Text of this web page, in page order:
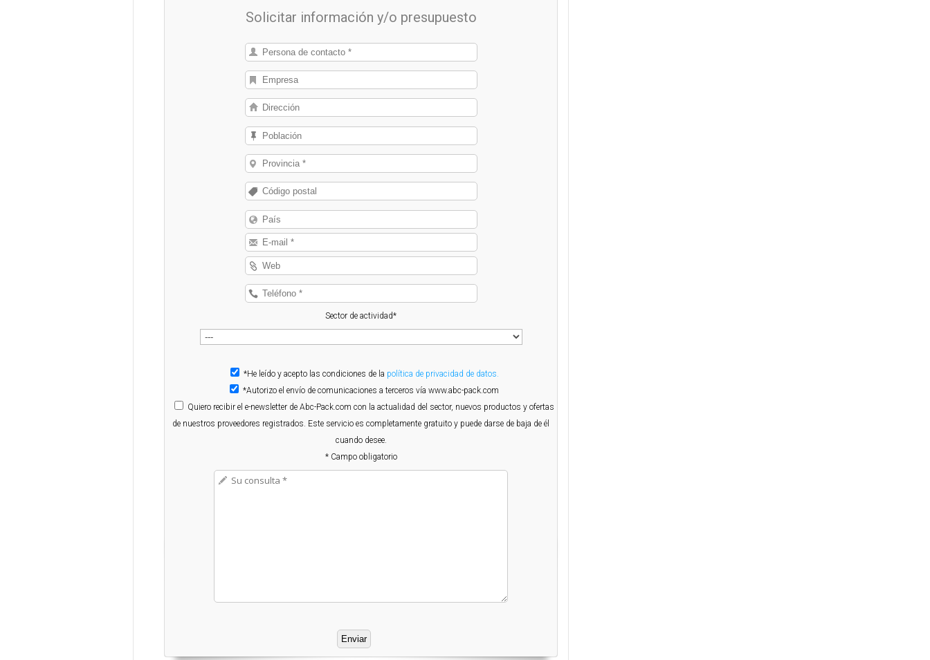
Solicitar información y/o presupuesto
Sector de actividad*
*He leído y acepto las condiciones de la política de privacidad de datos.
*Autorizo el envío de comunicaciones a terceros vía www.abc-pack.com
Quiero recibir el e-newsletter de Abc-Pack.com con la actualidad del sector, nuevos productos y ofertas
de nuestros proveedores registrados. Este servicio es completamente gratuito y puede darse de baja de él
cuando desee.
* Campo obligatorio